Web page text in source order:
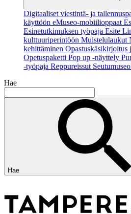
Digitaaliset viestintä- ja
käyttöön eMuseo-mobiilioppaat
Esinetutkimuksen työpaja Esite
kulttuuriperintöön Muistelulaukut
kehittäminen Opastuskäsikirjoitus
Opetuspaketti Pop up -näyttely
-työpaja Reppureissut
Hae
Hae